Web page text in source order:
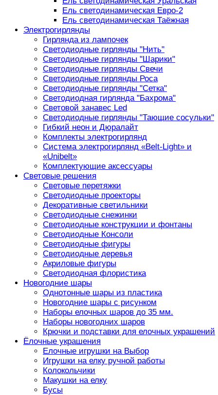
Ель светодинамическая Евро-2
Ель светодинамическая Таёжная
Электрогирлянды
Гирлянда из лампочек
Светодиодные гирлянды "Нить"
Светодиодные гирлянды "Шарики"
Светодиодные гирлянды Свечи
Светодиодные гирлянды Роса
Светодиодные гирлянды "Сетка"
Светодиодная гирлянда "Бахрома"
Световой занавес Led
Светодиодные гирлянды "Тающие сосульки"
Гибкий неон и Дюралайт
Комплекты электрогирлянд
Система электрогирлянд «Belt-Light» и
«Unibelt»
Комплектующие аксессуары
Световые решения
Световые перетяжки
Светодиодные проекторы
Декоративные светильники
Светодиодные снежинки
Светодиодные конструкции и фонтаны
Светодиодные Консоли
Светодиодные фигуры
Светодиодные деревья
Акриловые фигуры
Светодиодная флористика
Новогодние шары
Однотонные шары из пластика
Новогодние шары с рисунком
Наборы елочных шаров до 35 мм.
Наборы новогодних шаров
Крючки и подставки для елочных украшений
Ёлочные украшения
Елочные игрушки на Выбор
Игрушки на елку ручной работы
Колокольчики
Макушки на елку
Бусы